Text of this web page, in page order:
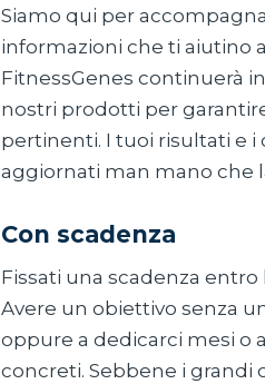
Siamo qui per
informazioni che ti aiutino
FitnessGenes continuerà
nostri prodotti per
pertinenti. I tuoi risultati e
aggiornati man mano che
Con scadenza
Fissati una scadenza
Avere un obiettivo senza
oppure a dedicarci mesi o
concreti. Sebbene i